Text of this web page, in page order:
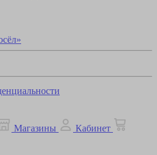
Магазины
Кабинет